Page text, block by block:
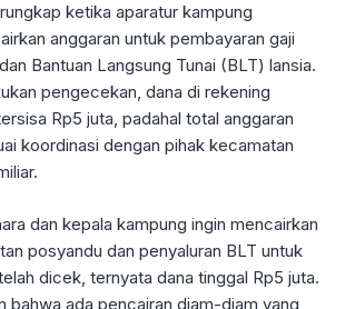
ketika aparatur kampung
anggaran untuk pembayaran gaji
Bantuan Langsung Tunai (BLT) lansia.
pengecekan, dana di rekening
Rp5 juta, padahal total anggaran
koordinasi dengan pihak kecamatan
dan kepala kampung ingin mencairkan
posyandu dan penyaluran BLT untuk
dicek, ternyata dana tinggal Rp5 juta.
bahwa ada pencairan diam-diam yang